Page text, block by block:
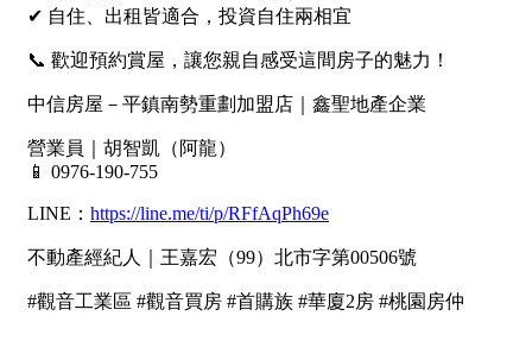
21樓以上
~
格局
不拘
1房